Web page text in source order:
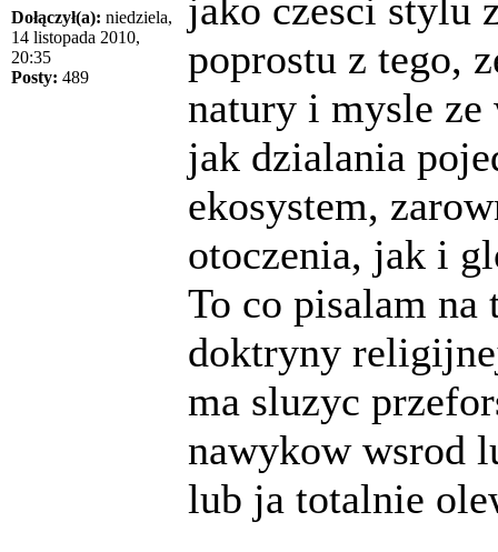
Dołączył(a): niedziela,
14 listopada 2010,
20:35
Posty: 489
jako czesci stylu
poprostu z tego,
natury i mysle ze
jak dzialania
ekosystem,
otoczenia, jak i
To co pisalam na
doktryny
ma sluzyc
nawykow wsrod
lub ja totalnie